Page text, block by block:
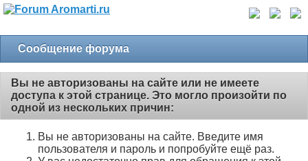
Сообщение форума
Вы не авторизованы на сайте или не имеете
доступа к этой странице. Это могло произойти по
одной из нескольких причин:
Вы не авторизованы на сайте. Введите имя
пользователя и пароль и попробуйте ещё раз.